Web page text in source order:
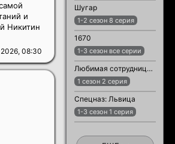
08:30
и
Никитин
Шугар
1-2 сезон 8 серия
1670
1-3 сезон все серии
Любимая сотрудница / Любимый сотрудник
1 сезон 2 серия
Спецназ: Львица
1-3 сезон 1 серия